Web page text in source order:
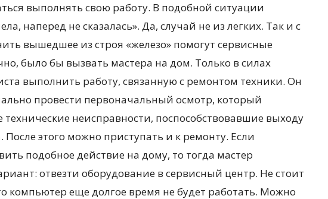
выполнять свою работу. В подобной ситуации
наперед не сказалась». Да, случай не из легких. Так и с
вышедшее из строя «железо» помогут сервисные
было бы вызвать мастера на дом. Только в силах
выполнить работу, связанную с ремонтом техники. Он
провести первоначальный осмотр, который
неисправности, поспособствовавшие выходу
После этого можно приступать и к ремонту. Если
подобное действие на дому, то тогда мастер
отвезти оборудование в сервисный центр. Не стоит
компьютер еще долгое время не будет работать. Можно